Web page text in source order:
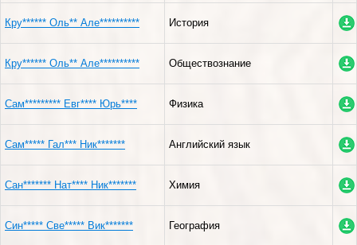
Кру****** Оль** Але********** История
Кру****** Оль** Але********** Обществознание
Сам********* Евг**** Юрь**** Физика
Сам***** Гал*** Ник******* Английский язык
Сан******* Нат**** Ник******* Химия
Син***** Све***** Вик******* География